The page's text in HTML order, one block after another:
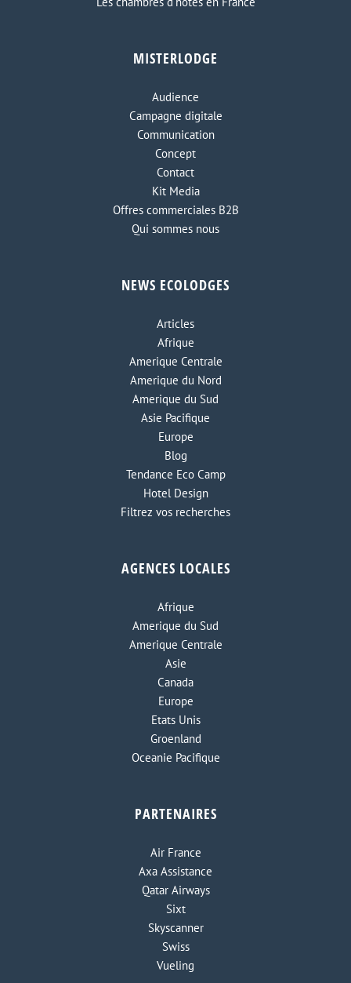
MISTERLODGE
Audience
Campagne digitale
Communication
Concept
Contact
Kit Media
Offres commerciales B2B
Qui sommes nous
NEWS ECOLODGES
Articles
Afrique
Amerique Centrale
Amerique du Nord
Amerique du Sud
Asie Pacifique
Europe
Blog
Tendance Eco Camp
Hotel Design
Filtrez vos recherches
AGENCES LOCALES
Afrique
Amerique du Sud
Amerique Centrale
Asie
Canada
Europe
Etats Unis
Groenland
Oceanie Pacifique
PARTENAIRES
Air France
Axa Assistance
Qatar Airways
Sixt
Skyscanner
Swiss
Vueling